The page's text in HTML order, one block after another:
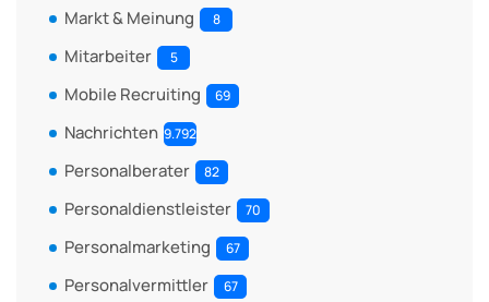
Markt & Meinung 8
Mitarbeiter 5
Mobile Recruiting 69
Nachrichten 9.792
Personalberater 82
Personaldienstleister 70
Personalmarketing 67
Personalvermittler 67